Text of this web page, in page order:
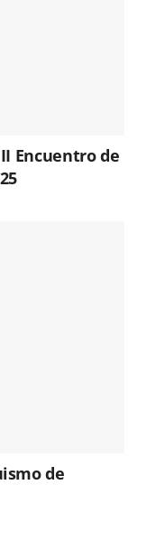
Encuentro de
de